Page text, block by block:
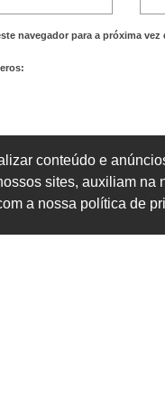
navegador para a próxima vez
conteúdo e
sites, auxiliam
a nossa política de